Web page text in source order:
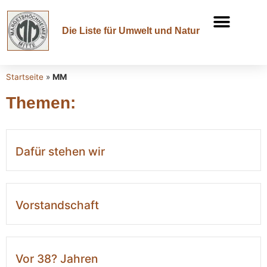
Die Liste für Umwelt und Natur
Startseite » MM
Themen:
Dafür stehen wir
Vorstandschaft
Vor 38? Jahren